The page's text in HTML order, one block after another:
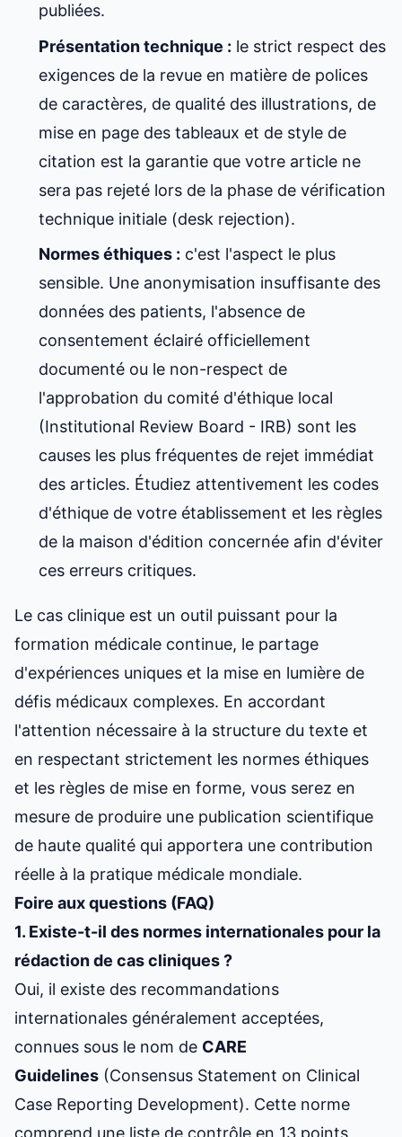
publiées.
Présentation technique : le strict respect des
exigences de la revue en matière de polices
de caractères, de qualité des illustrations, de
mise en page des tableaux et de style de
citation est la garantie que votre article ne
sera pas rejeté lors de la phase de vérification
technique initiale (desk rejection).
Normes éthiques : c'est l'aspect le plus
sensible. Une anonymisation insuffisante des
données des patients, l'absence de
consentement éclairé officiellement
documenté ou le non-respect de
l'approbation du comité d'éthique local
(Institutional Review Board - IRB) sont les
causes les plus fréquentes de rejet immédiat
des articles. Étudiez attentivement les codes
d'éthique de votre établissement et les règles
de la maison d'édition concernée afin d'éviter
ces erreurs critiques.
Le cas clinique est un outil puissant pour la
formation médicale continue, le partage
d'expériences uniques et la mise en lumière de
défis médicaux complexes. En accordant
l'attention nécessaire à la structure du texte et
en respectant strictement les normes éthiques
et les règles de mise en forme, vous serez en
mesure de produire une publication scientifique
de haute qualité qui apportera une contribution
réelle à la pratique médicale mondiale.
Foire aux questions (FAQ)
1. Existe-t-il des normes internationales pour la
rédaction de cas cliniques ?
Oui, il existe des recommandations
internationales généralement acceptées,
connues sous le nom de CARE
Guidelines (Consensus Statement on Clinical
Case Reporting Development). Cette norme
comprend une liste de contrôle en 13 points